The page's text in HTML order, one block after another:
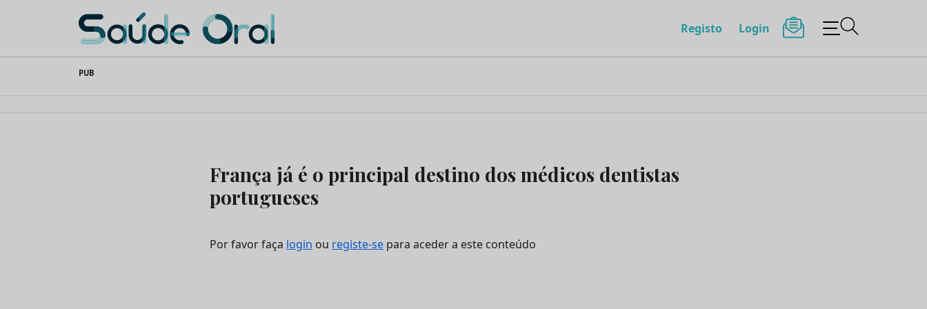
content
Saúde Oral Registo Login
PUB
França já é o principal destino dos médicos dentistas
portugueses
Por favor faça login ou registe-se para aceder a este conteúdo